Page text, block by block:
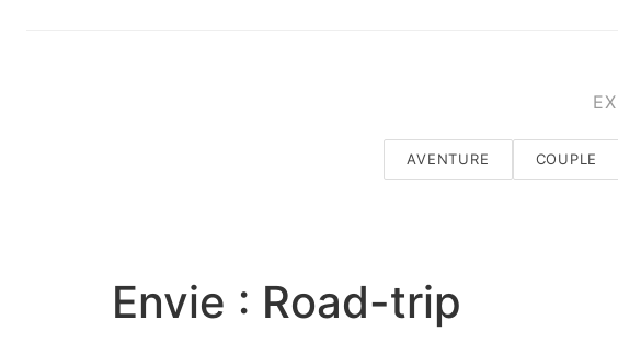
AVENTURE COUPLE
Envie : Road-trip